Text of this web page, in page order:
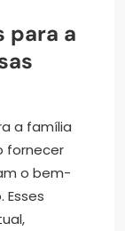
para a
a família
fornecer
o bem-